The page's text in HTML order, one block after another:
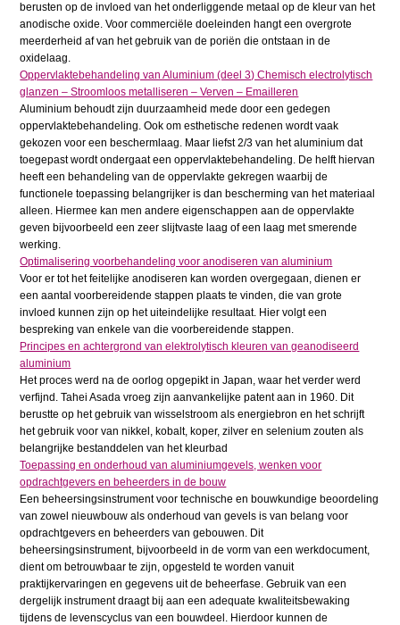
berusten op de invloed van het onderliggende metaal op de kleur van het
anodische oxide. Voor commerciële doeleinden hangt een overgrote
meerderheid af van het gebruik van de poriën die ontstaan in de
oxidelaag.
Oppervlaktebehandeling van Aluminium (deel 3) Chemisch electrolytisch
glanzen – Stroomloos metalliseren – Verven – Emailleren
Aluminium behoudt zijn duurzaamheid mede door een gedegen
oppervlaktebehandeling. Ook om esthetische redenen wordt vaak
gekozen voor een beschermlaag. Maar liefst 2/3 van het aluminium dat
toegepast wordt ondergaat een oppervlaktebehandeling. De helft hiervan
heeft een behandeling van de oppervlakte gekregen waarbij de
functionele toepassing belangrijker is dan bescherming van het materiaal
alleen. Hiermee kan men andere eigenschappen aan de oppervlakte
geven bijvoorbeeld een zeer slijtvaste laag of een laag met smerende
werking.
Optimalisering voorbehandeling voor anodiseren van aluminium
Voor er tot het feitelijke anodiseren kan worden overgegaan, dienen er
een aantal voorbereidende stappen plaats te vinden, die van grote
invloed kunnen zijn op het uiteindelijke resultaat. Hier volgt een
bespreking van enkele van die voorbereidende stappen.
Principes en achtergrond van elektrolytisch kleuren van geanodiseerd
aluminium
Het proces werd na de oorlog opgepikt in Japan, waar het verder werd
verfijnd. Tahei Asada vroeg zijn aanvankelijke patent aan in 1960. Dit
berustte op het gebruik van wisselstroom als energiebron en het schrijft
het gebruik voor van nikkel, kobalt, koper, zilver en selenium zouten als
belangrijke bestanddelen van het kleurbad
Toepassing en onderhoud van aluminiumgevels, wenken voor
opdrachtgevers en beheerders in de bouw
Een beheersingsinstrument voor technische en bouwkundige beoordeling
van zowel nieuwbouw als onderhoud van gevels is van belang voor
opdrachtgevers en beheerders van gebouwen. Dit
beheersingsinstrument, bijvoorbeeld in de vorm van een werkdocument,
dient om betrouwbaar te zijn, opgesteld te worden vanuit
praktijkervaringen en gegevens uit de beheerfase. Gebruik van een
dergelijk instrument draagt bij aan een adequate kwaliteitsbewaking
tijdens de levenscyclus van een bouwdeel. Hierdoor kunnen de